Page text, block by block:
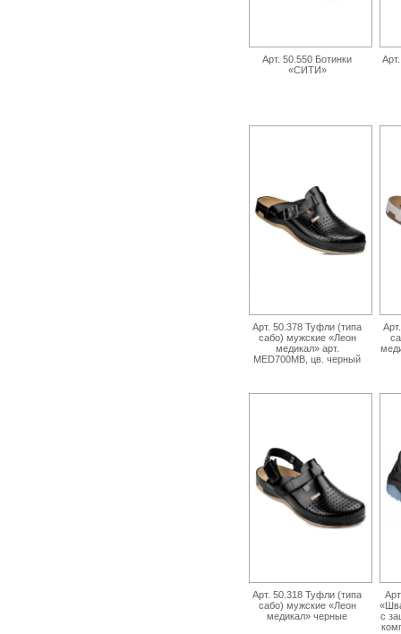
Арт. 50.550 Ботинки
«СИТИ»
Арт. 50.378 Туфли (типа
сабо) мужские «Леон
медикал» арт.
MED700MB, цв. черный
Арт. 50.318 Туфли (типа
сабо) мужские «Леон
медикал» черные
с